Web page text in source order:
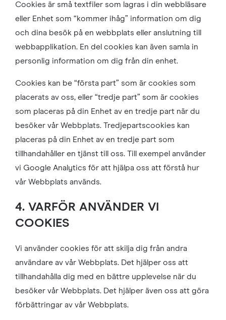
Cookies är små textfiler som lagras i din webbläsare
eller Enhet som “kommer ihåg” information om dig
och dina besök på en webbplats eller anslutning till
webbapplikation. En del cookies kan även samla in
personlig information om dig från din enhet.
Cookies kan be “första part” som är cookies som
placerats av oss, eller “tredje part” som är cookies
som placeras på din Enhet av en tredje part när du
besöker vår Webbplats. Tredjepartscookies kan
placeras på din Enhet av en tredje part som
tillhandahåller en tjänst till oss. Till exempel använder
vi Google Analytics för att hjälpa oss att förstå hur
vår Webbplats används.
4. VARFÖR ANVÄNDER VI
COOKIES
Vi använder cookies för att skilja dig från andra
användare av vår Webbplats. Det hjälper oss att
tillhandahålla dig med en bättre upplevelse när du
besöker vår Webbplats. Det hjälper även oss att göra
förbättringar av vår Webbplats.